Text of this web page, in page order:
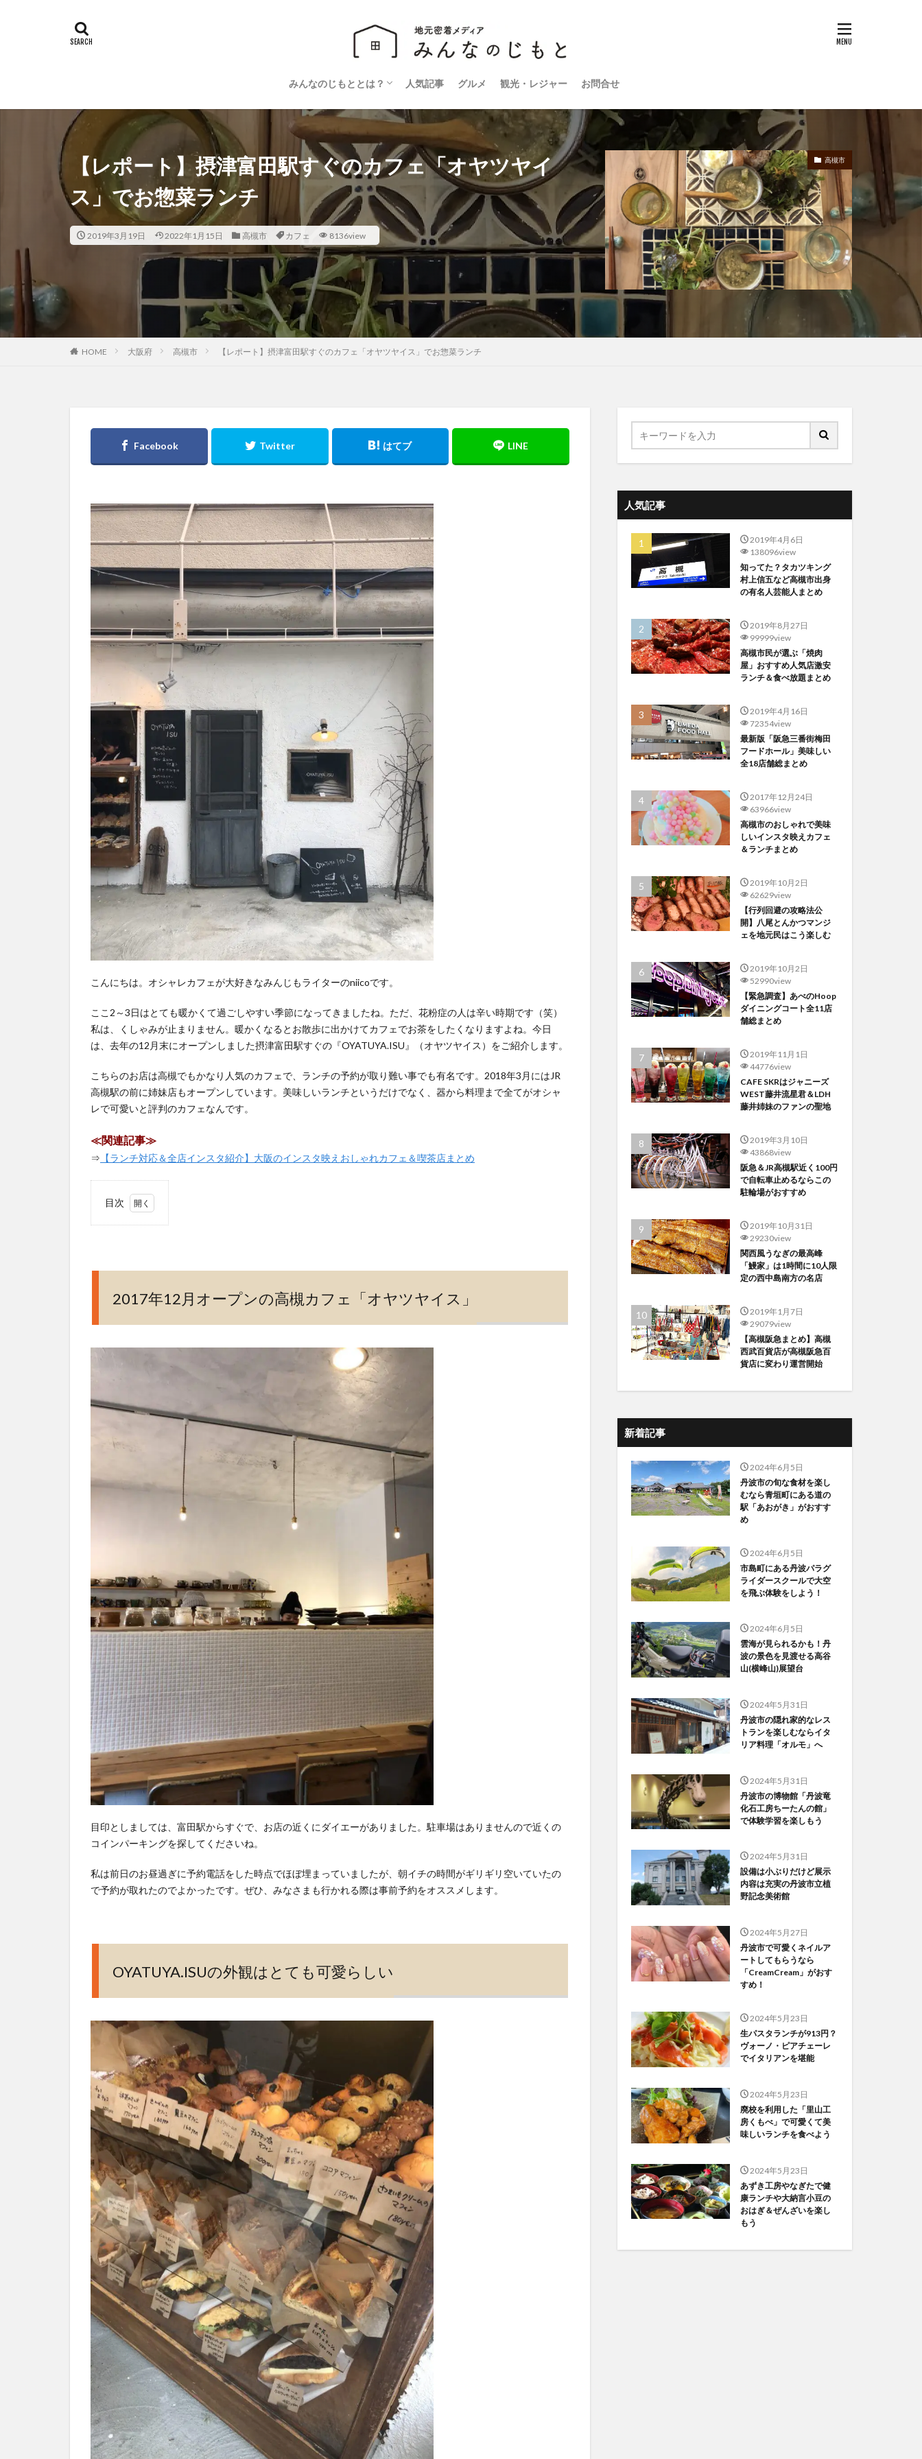
みんなのじもととは？
運営会社
プライバシーポリシー
人気記事 グルメ 観光・レジャー お問合せ
【レポート】摂津富田駅すぐのカフェ「オヤツヤイ
ス」でお惣菜ランチ
2019年3月19日 2022年1月15日 高槻市 カフェ 8136view
高槻市
HOME 大阪府 高槻市 【レポート】摂津富田駅すぐのカフェ「オヤツヤイス」でお惣菜ランチ
こんにちは。オシャレカフェが大好きなみんじもライターのniicoです。
ここ2～3日はとても暖かくて過ごしやすい季節になってきましたね。ただ、花粉症の人は辛い時期です（笑）
私は、くしゃみが止まりません。暖かくなるとお散歩に出かけてカフェでお茶をしたくなりますよね。今日
は、去年の12月末にオープンしました摂津富田駅すぐの『OYATUYA.ISU』（オヤツヤイス）をご紹介します。
こちらのお店は高槻でもかなり人気のカフェで、ランチの予約が取り難い事でも有名です。2018年3月にはJR
高槻駅の前に姉妹店もオープンしています。美味しいランチというだけでなく、器から料理まで全てがオシャ
レで可愛いと評判のカフェなんです。
≪関連記事≫
⇒ 【ランチ対応＆全店インスタ紹介】大阪のインスタ映えおしゃれカフェ＆喫茶店まとめ
目次
月オ
ンの
ェ
ヤイ
の外観はとて
作り
オシ
ャ
レ。
予約
必須
のカ
フェ
4
オ
ヤ
ツ
ヤ
イ
大
人
の
ラ
を
オヤ
ツヤ
イス
のア
クセ
ス(行
き
方)、
営業
時
間、
定休
日
は？
6
高
槻
オ
シ
カ
フ
ェ
＆
喫
2017年12月オープンの高槻カフェ「オヤツヤイス」
目印としましては、富田駅からすぐで、お店の近くにダイエーがありました。駐車場はありませんので近くの
コインパーキングを探してくださいね。
私は前日のお昼過ぎに予約電話をした時点でほぼ埋まっていましたが、朝イチの時間がギリギリ空いていたの
で予約が取れたのでよかったです。ぜひ、みなさまも行かれる際は事前予約をオススメします。
OYATUYA.ISUの外観はとても可愛らしい
人気記事
2019年4月6日
138096view
知ってた？タカツキング
村上信五など高槻市出身
の有名人芸能人まとめ
2019年8月27日
99999view
高槻市民が選ぶ「焼肉
屋」おすすめ人気店激安
ランチ＆食べ放題まとめ
2019年4月16日
72354view
最新版「阪急三番街梅田
フードホール」美味しい
全18店舗総まとめ
2017年12月24日
63966view
高槻市のおしゃれで美味
しいインスタ映えカフェ
＆ランチまとめ
2019年10月2日
62629view
【行列回避の攻略法公
開】八尾とんかつマンジ
ェを地元民はこう楽しむ
2019年10月2日
52990view
【緊急調査】あべのHoop
ダイニングコート全11店
舗総まとめ
2019年11月1日
44776view
CAFE SKRはジャニーズ
WEST藤井流星君＆LDH
藤井姉妹のファンの聖地
2019年3月10日
43868view
阪急＆JR高槻駅近く100円
で自転車止めるならこの
駐輪場がおすすめ
2019年10月31日
29230view
関西風うなぎの最高峰
「鰻家」は1時間に10人限
定の西中島南方の名店
2019年1月7日
29079view
【高槻阪急まとめ】高槻
西武百貨店が高槻阪急百
貨店に変わり運営開始
新着記事
2024年6月5日
丹波市の旬な食材を楽し
むなら青垣町にある道の
駅「あおがき」がおすす
め
2024年6月5日
市島町にある丹波パラグ
ライダースクールで大空
を飛ぶ体験をしよう！
2024年6月5日
雲海が見られるかも！丹
波の景色を見渡せる高谷
山(横峰山)展望台
2024年5月31日
丹波市の隠れ家的なレス
トランを楽しむならイタ
リア料理「オルモ」へ
2024年5月31日
丹波市の博物館「丹波竜
化石工房ちーたんの館」
で体験学習を楽しもう
2024年5月31日
設備は小ぶりだけど展示
内容は充実の丹波市立植
野記念美術館
2024年5月27日
丹波市で可愛くネイルア
ートしてもらうなら
「CreamCream」がおす
すめ！
2024年5月23日
生パスタランチが913円？
ヴォーノ・ピアチェーレ
でイタリアンを堪能
2024年5月23日
廃校を利用した「里山工
房くもべ」で可愛くて美
味しいランチを食べよう
2024年5月23日
あずき工房やなぎたで健
康ランチや大納言小豆の
おはぎ＆ぜんざいを楽し
もう